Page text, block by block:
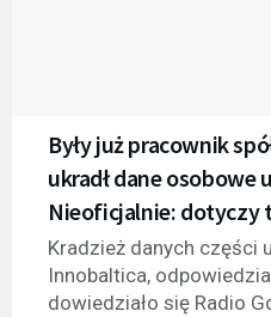
Były już pracownik
ukradł dane osobowe
Nieoficjalnie: dotyczy
Kradzież danych części
Innobaltica,
dowiedziało się Radio